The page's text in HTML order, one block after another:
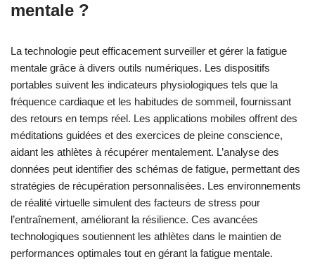
mentale ?
La technologie peut efficacement surveiller et gérer la fatigue
mentale grâce à divers outils numériques. Les dispositifs
portables suivent les indicateurs physiologiques tels que la
fréquence cardiaque et les habitudes de sommeil, fournissant
des retours en temps réel. Les applications mobiles offrent des
méditations guidées et des exercices de pleine conscience,
aidant les athlètes à récupérer mentalement. L’analyse des
données peut identifier des schémas de fatigue, permettant des
stratégies de récupération personnalisées. Les environnements
de réalité virtuelle simulent des facteurs de stress pour
l’entraînement, améliorant la résilience. Ces avancées
technologiques soutiennent les athlètes dans le maintien de
performances optimales tout en gérant la fatigue mentale.